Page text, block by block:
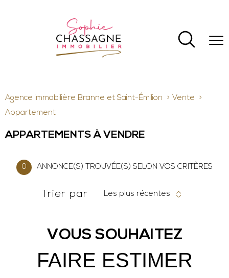
Agence immobilière Branne et Saint-Émilion
Vente
Appartement
APPARTEMENTS À VENDRE
0 ANNONCE(S) TROUVÉE(S) SELON VOS CRITÈRES
Trier par Les plus récentes
VOUS SOUHAITEZ
FAIRE ESTIMER